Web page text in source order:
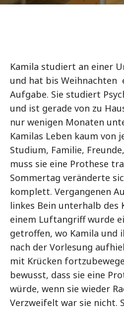
Kamila studiert an einer
und hat bis Weihnachten
Aufgabe. Sie studiert
und ist gerade von zu
nur wenigen Monaten
Kamilas Leben kaum von
Studium, Familie,
muss sie eine Prothese
Sommertag veränderte
komplett. Vergangenen
linkes Bein unterhalb des
einem Luftangriff wurde
getroffen, wo Kamila und
nach der Vorlesung
mit Krücken
bewusst, dass sie eine
würde, wenn sie wieder
Verzweifelt war sie nicht.